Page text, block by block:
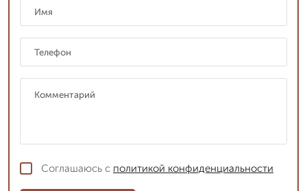
Соглашаюсь с политикой конфиденциальности